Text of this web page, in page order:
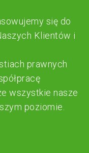
się do
Klientów i
prawnych
wszystkie nasze
poziomie.